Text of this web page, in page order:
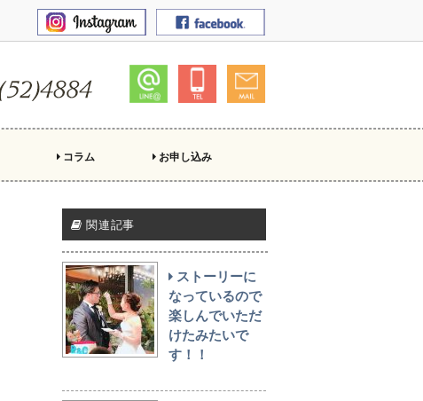
コラム お申し込み
関連記事
ストーリーに
なっているので
楽しんでいただ
けたみたいで
す！！